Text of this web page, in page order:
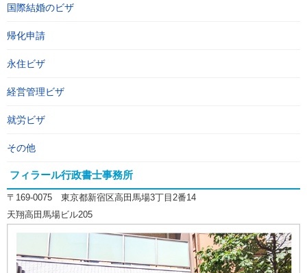
国際結婚のビザ
帰化申請
永住ビザ
経営管理ビザ
就労ビザ
その他
フィラール行政書士事務所
〒169-0075 東京都新宿区高田馬場3丁目2番14
天翔高田馬場ビル205